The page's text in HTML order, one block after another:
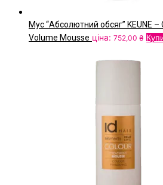
Мус “Абсолютний обсяг” KEUNE
Volume Mousse ціна: 752,00 ₴